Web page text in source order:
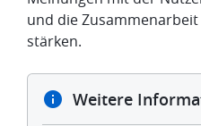
und die
stärken.
Weitere